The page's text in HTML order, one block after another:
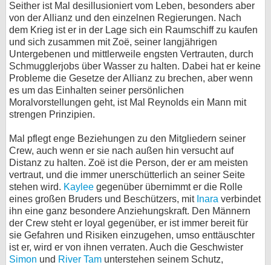
Seither ist Mal desillusioniert vom Leben, besonders aber
von der Allianz und den einzelnen Regierungen. Nach
dem Krieg ist er in der Lage sich ein Raumschiff zu kaufen
und sich zusammen mit Zoë, seiner langjährigen
Untergebenen und mittlerweile engsten Vertrauten, durch
Schmugglerjobs über Wasser zu halten. Dabei hat er keine
Probleme die Gesetze der Allianz zu brechen, aber wenn
es um das Einhalten seiner persönlichen
Moralvorstellungen geht, ist Mal Reynolds ein Mann mit
strengen Prinzipien.
Mal pflegt enge Beziehungen zu den Mitgliedern seiner
Crew, auch wenn er sie nach außen hin versucht auf
Distanz zu halten. Zoë ist die Person, der er am meisten
vertraut, und die immer unerschütterlich an seiner Seite
stehen wird. Kaylee gegenüber übernimmt er die Rolle
eines großen Bruders und Beschützers, mit Inara verbindet
ihn eine ganz besondere Anziehungskraft. Den Männern
der Crew steht er loyal gegenüber, er ist immer bereit für
sie Gefahren und Risiken einzugehen, umso enttäuschter
ist er, wird er von ihnen verraten. Auch die Geschwister
Simon und River Tam unterstehen seinem Schutz,
bei Facebook
Kontakt
Nutzungsbedingungen
Datenschutz
Impressum
Desktop-Ansicht
myFanbase